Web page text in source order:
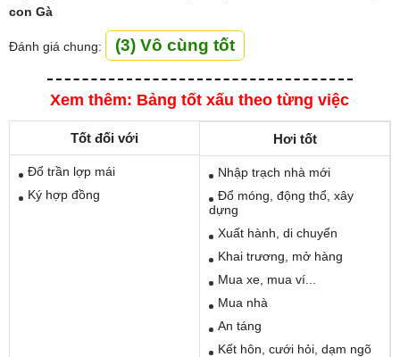
con Gà
Đánh giá chung: (3) Vô cùng tốt
Xem thêm: Bảng tốt xấu theo từng việc
Tốt đối với
Đổ trần lợp mái
Ký hợp đồng
Hơi tốt
Nhập trạch nhà mới
Đổ móng, động thổ, xây
dựng
Xuất hành, di chuyển
Khai trương, mở hàng
Mua xe, mua ví...
Mua nhà
An táng
Kết hôn, cưới hỏi, dạm ngõ